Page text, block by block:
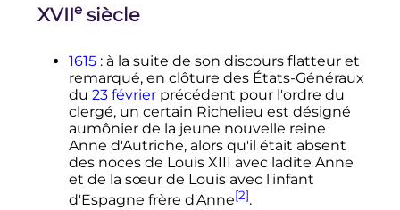
XVIIe siècle
1615 : à la suite de son discours flatteur et
remarqué, en clôture des États-Généraux
du 23 févrierprécédent pour l'ordre du
clergé, un certain Richelieu est désigné
aumônier de la jeune nouvelle reine
Anne d'Autriche, alors qu'il était absent
des noces de Louis XIII avec ladite Anne
et de la sœur de Louis avec l'infant
d'Espagne frère d'Anne[2].